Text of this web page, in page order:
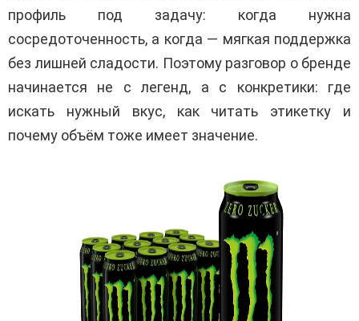
профиль под задачу: когда нужна
сосредоточенность, а когда — мягкая поддержка
без лишней сладости. Поэтому разговор о бренде
начинается не с легенд, а с конкретики: где
искать нужный вкус, как читать этикетку и
почему объём тоже имеет значение.